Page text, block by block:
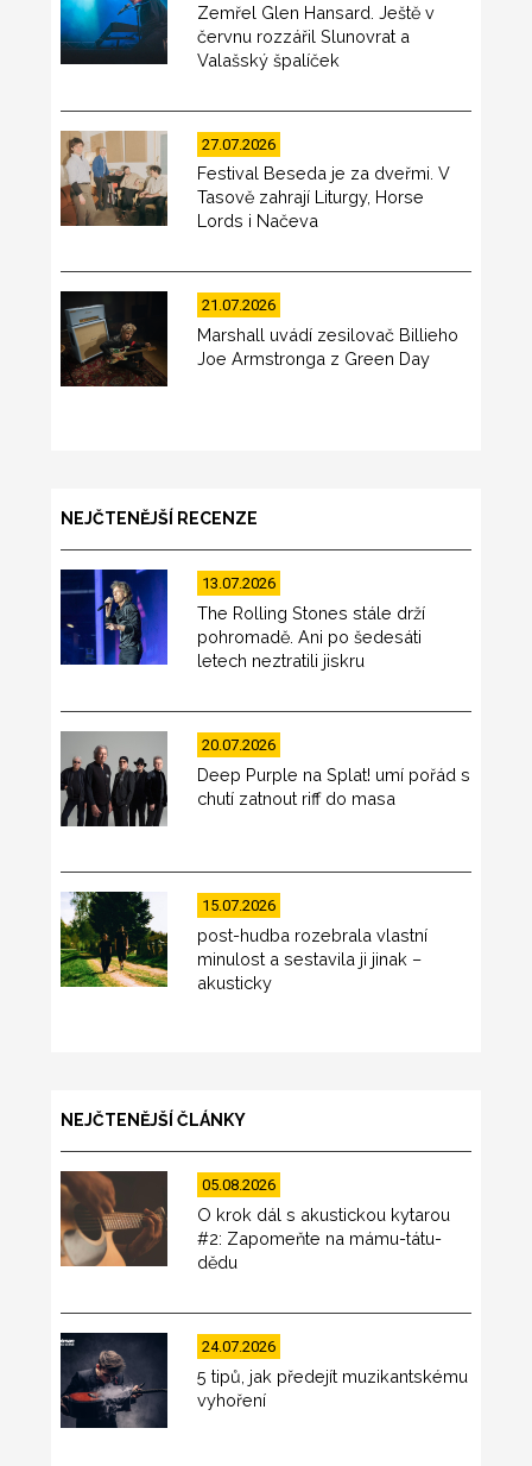
Zemřel Glen Hansard. Ještě v
červnu rozzářil Slunovrat a
Valašský špalíček
27.07.2026
Festival Beseda je za dveřmi. V
Tasově zahrají Liturgy, Horse
Lords i Načeva
21.07.2026
Marshall uvádí zesilovač Billieho
Joe Armstronga z Green Day
NEJČTENĚJŠÍ RECENZE
13.07.2026
The Rolling Stones stále drží
pohromadě. Ani po šedesáti
letech neztratili jiskru
20.07.2026
Deep Purple na Splat! umí pořád s
chutí zatnout riff do masa
15.07.2026
post-hudba rozebrala vlastní
minulost a sestavila ji jinak –
akusticky
NEJČTENĚJŠÍ ČLÁNKY
05.08.2026
O krok dál s akustickou kytarou
#2: Zapomeňte na mámu-tátu-
dědu
24.07.2026
5 tipů, jak předejít muzikantskému
vyhoření